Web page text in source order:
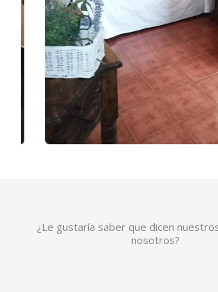
¿Le gustaría saber que dicen
nosotros?